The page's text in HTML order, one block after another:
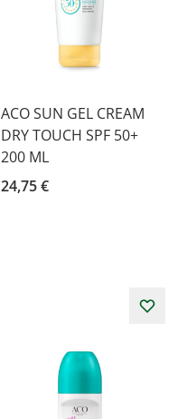
ACO SUN GEL CREAM
DRY TOUCH SPF 50+
200 ML
24,75 €